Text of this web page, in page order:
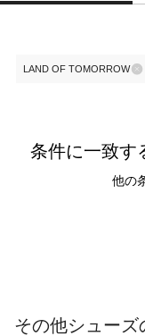
LAND OF TOMORROW
条件に一致す
他の
その他シュー